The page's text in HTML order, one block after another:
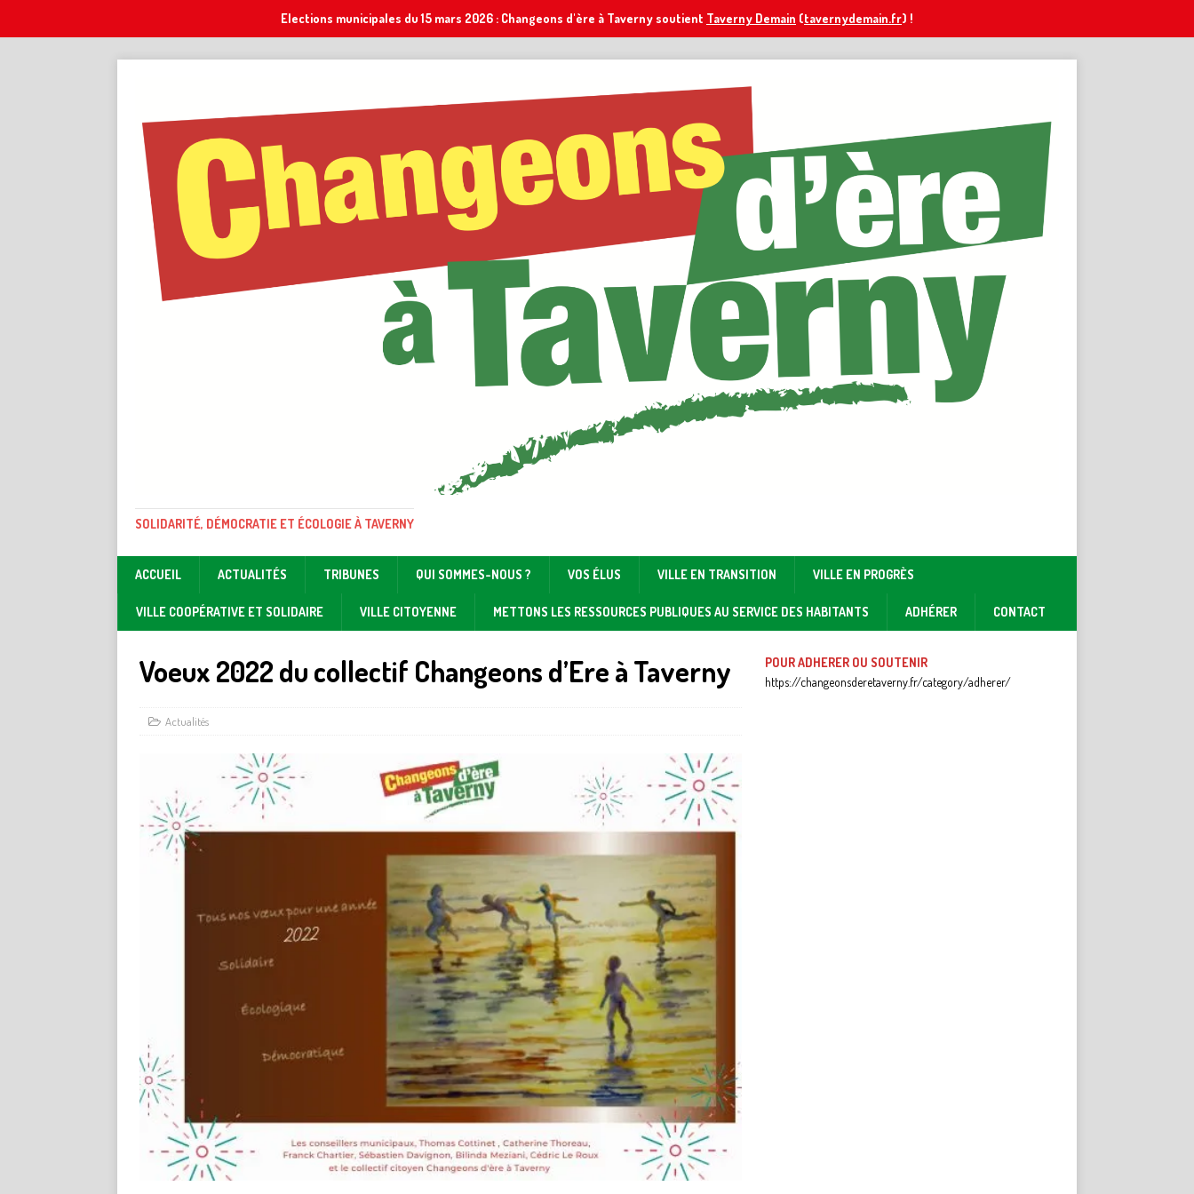
Elections municipales du 15 mars 2026 : Changeons d'ère à Taverny soutient Taverny Demain (tavernydemain.fr) !
SOLIDARITÉ, DÉMOCRATIE ET ÉCOLOGIE À TAVERNY
ACCUEIL ACTUALITÉS TRIBUNES QUI SOMMES-NOUS ? VOS ÉLUS VILLE EN TRANSITION VILLE EN PROGRÈS
VILLE COOPÉRATIVE ET SOLIDAIRE VILLE CITOYENNE METTONS LES RESSOURCES PUBLIQUES AU SERVICE DES HABITANTS ADHÉRER CONTACT
Voeux 2022 du collectif Changeons d’Ere à Taverny
Actualités
POUR ADHERER OU SOUTENIR
https://changeonsderetaverny.fr/category/adherer/